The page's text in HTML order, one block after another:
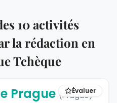
10 activités
la rédaction en
Tchèque
Évaluer
Prague (Prague)